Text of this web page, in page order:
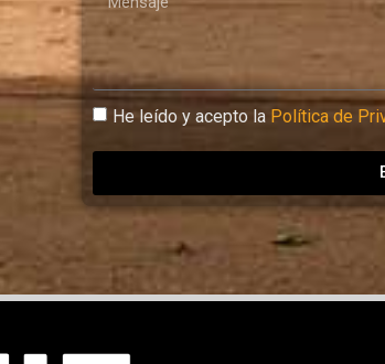
He leído y acepto la Política de